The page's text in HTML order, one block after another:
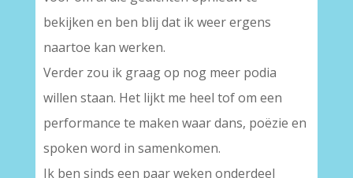
bekijken en ben blij dat ik weer ergens
naartoe kan werken.
Verder zou ik graag op nog meer podia
willen staan. Het lijkt me heel tof om een
performance te maken waar dans, poëzie en
spoken word in samenkomen.
Ik ben sinds een paar weken onderdeel